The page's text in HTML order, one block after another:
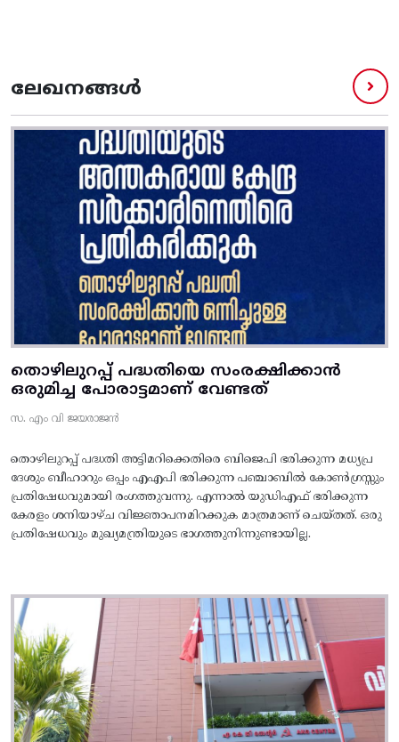
ലേഖനങ്ങൾ
തൊഴിലുറപ്പ് പദ്ധതിയെ സംരക്ഷിക്കാൻ
ഒരുമിച്ച പോരാട്ടമാണ് വേണ്ടത്
സ. എം വി ജയരാജൻ
തൊഴിലുറപ്പ് പദ്ധതി അട്ടിമറിക്കെതിരെ ബിജെപി ഭരിക്കുന്ന മധ്യപ്ര
ദേശും ബീഹാറും ഒപ്പം എഎപി ഭരിക്കുന്ന പഞ്ചാബിൽ കോൺഗ്രസ്സും
പ്രതിഷേധവുമായി രംഗത്തുവന്നു. എന്നാൽ യുഡിഎഫ് ഭരിക്കുന്ന
കേരളം ശനിയാഴ്ച വിജ്ഞാപനമിറക്കുക മാത്രമാണ് ചെയ്തത്. ഒരു
പ്രതിഷേധവും മുഖ്യമന്ത്രിയുടെ ഭാഗത്തുനിന്നുണ്ടായില്ല.